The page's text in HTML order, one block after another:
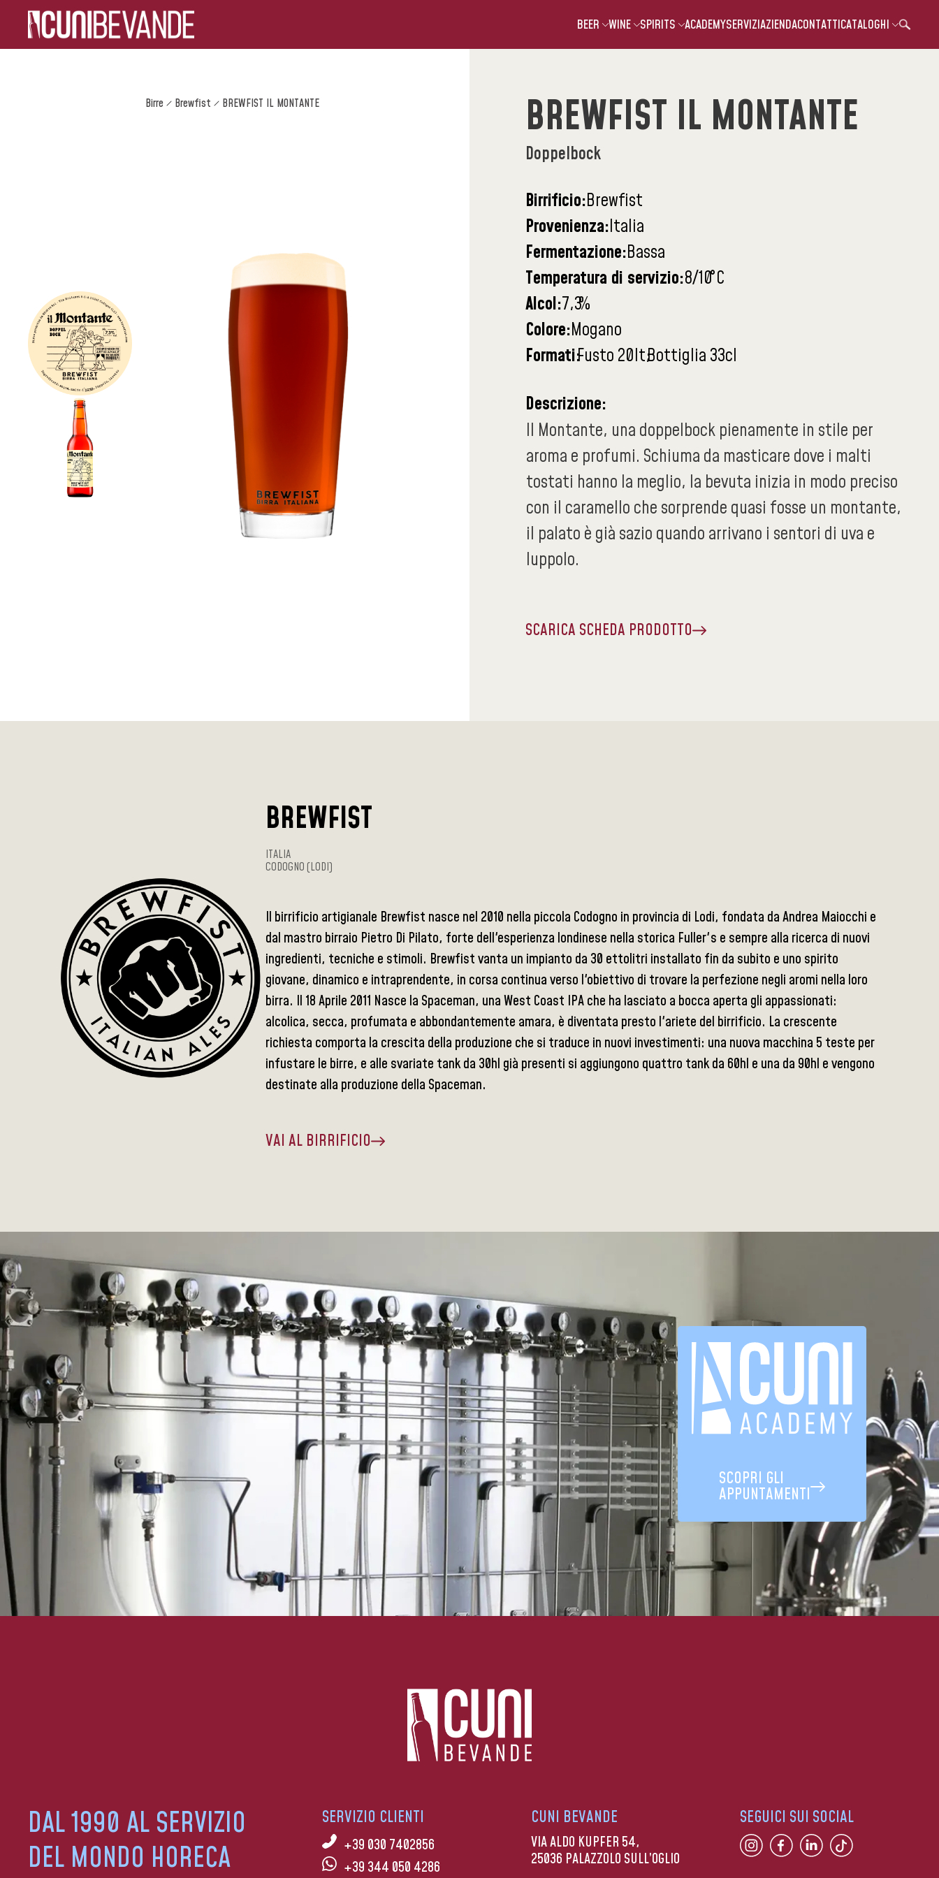
BEER WINE SPIRITS ACADEMYSERVIZIAZIENDACONTATTICATALOGHI
Birre Brewfist BREWFIST IL MONTANTE BREWFIST IL MONTANTE
Doppelbock
Birrificio:Brewfist
Provenienza:Italia
Fermentazione:Bassa
Temperatura di servizio:8/10°C
Alcol:7,3%
Colore:Mogano
Formati:Fusto 20ltBottiglia 33cl
Descrizione:
Il Montante, una doppelbock pienamente in stile per
aroma e profumi. Schiuma da masticare dove i malti
tostati hanno la meglio, la bevuta inizia in modo preciso
con il caramello che sorprende quasi fosse un montante,
il palato è già sazio quando arrivano i sentori di uva e
luppolo.
SCARICA SCHEDA PRODOTTO
BREWFIST
ITALIA
CODOGNO (LODI)
Il birrificio artigianale Brewfist nasce nel 2010 nella piccola Codogno in provincia di Lodi, fondata da Andrea Maiocchi e
dal mastro birraio Pietro Di Pilato, forte dell'esperienza londinese nella storica Fuller's e sempre alla ricerca di nuovi
ingredienti, tecniche e stimoli. Brewfist vanta un impianto da 30 ettolitri installato fin da subito e uno spirito
giovane, dinamico e intraprendente, in corsa continua verso l'obiettivo di trovare la perfezione negli aromi nella loro
birra. Il 18 Aprile 2011 Nasce la Spaceman, una West Coast IPA che ha lasciato a bocca aperta gli appassionati:
alcolica, secca, profumata e abbondantemente amara, è diventata presto l'ariete del birrificio. La crescente
richiesta comporta la crescita della produzione che si traduce in nuovi investimenti: una nuova macchina 5 teste per
infustare le birre, e alle svariate tank da 30hl già presenti si aggiungono quattro tank da 60hl e una da 90hl e vengono
destinate alla produzione della Spaceman.
VAI AL BIRRIFICIO
SCOPRI GLI
APPUNTAMENTI
DAL 1990 AL SERVIZIO
DEL MONDO HORECA
SERVIZIO CLIENTI
+39 030 7402856
+39 344 050 4286
CUNI BEVANDE
VIA ALDO KUPFER 54,
25036 PALAZZOLO SULL’OGLIO
SEGUICI SUI SOCIAL